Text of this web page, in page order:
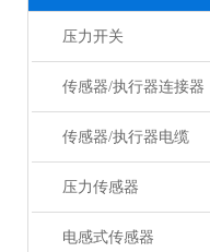
压力开关
传感器/执行器连接器
传感器/执行器电缆
压力传感器
电感式传感器